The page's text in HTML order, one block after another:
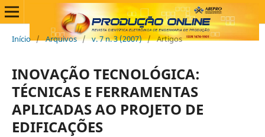
Início / Arquivos / v. 7 n. 3 (2007) / Artigos
INOVAÇÃO TECNOLÓGICA:
TÉCNICAS E FERRAMENTAS
APLICADAS AO PROJETO DE
EDIFICAÇÕES